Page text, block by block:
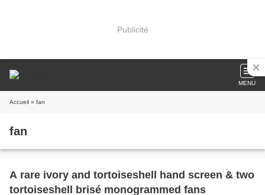
Publicité
MENU
Accueil » fan
fan
A rare ivory and tortoiseshell hand screen & two
tortoiseshell brisé monogrammed fans